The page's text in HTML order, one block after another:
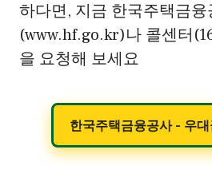
하다면, 지금 한국주택금융
(www.hf.go.kr)나 콜센터
을 요청해 보세요
한국주택금융공사 - 우